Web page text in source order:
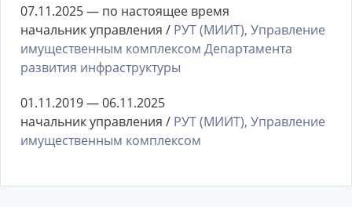
07.11.2025 — по настоящее время
начальник управления / РУТ (МИИТ), Управление
имущественным комплексом Департамента
развития инфраструктуры
01.11.2019 — 06.11.2025
начальник управления / РУТ (МИИТ), Управление
имущественным комплексом